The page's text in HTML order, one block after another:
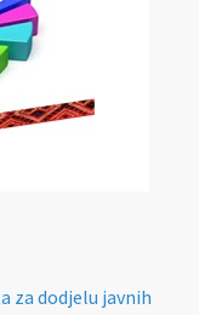
za dodjelu javnih